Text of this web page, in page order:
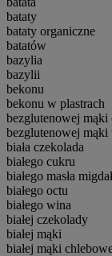
bataty
bataty organiczne
batatów
bazylia
bazylii
bekonu
bekonu w plastrach
bezglutenowej mąki
bezglutenowej mąki
biała czekolada
białego cukru
białego masła
białego octu
białego wina
białej czekolady
białej mąki
białej mąki